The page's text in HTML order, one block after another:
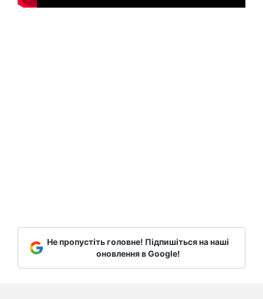
Не пропустіть головне! Підпишіться на наші
оновлення в Google!